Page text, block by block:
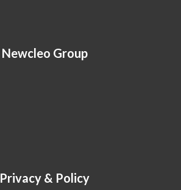
Newcleo Group
Privacy & Policy